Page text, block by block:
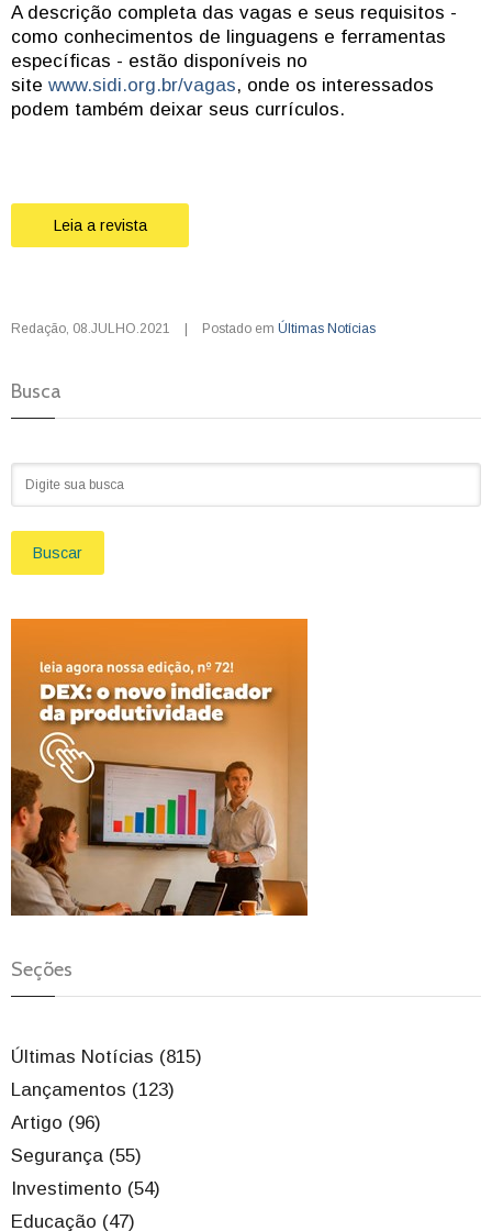
A descrição completa das vagas e seus requisitos -
como conhecimentos de linguagens e ferramentas
específicas - estão disponíveis no
site www.sidi.org.br/vagas, onde os interessados
podem também deixar seus currículos.
Leia a revista
Redação 08.JULHO.2021 | Postado em Últimas Notícias
Busca
Buscar
Seções
Últimas Notícias (815)
Lançamentos (123)
Artigo (96)
Segurança (55)
Investimento (54)
Educação (47)